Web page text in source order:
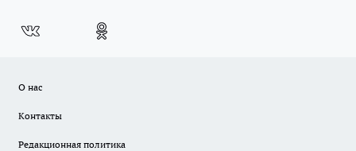
О нас
Контакты
Редакционная политика